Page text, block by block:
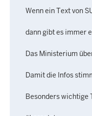
Wenn ein Text von
dann gibt es immer
Das Ministerium
Damit die Infos
Besonders wichtige